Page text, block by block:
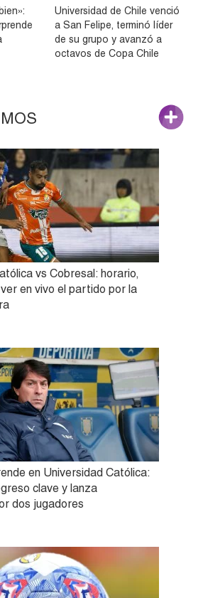
Universidad de Chile venció
a San Felipe, terminó líder
de su grupo y avanzó a
octavos de Copa Chile
vs Cobresal: horario,
en vivo el partido por la
en Universidad Católica:
clave y lanza
dos jugadores